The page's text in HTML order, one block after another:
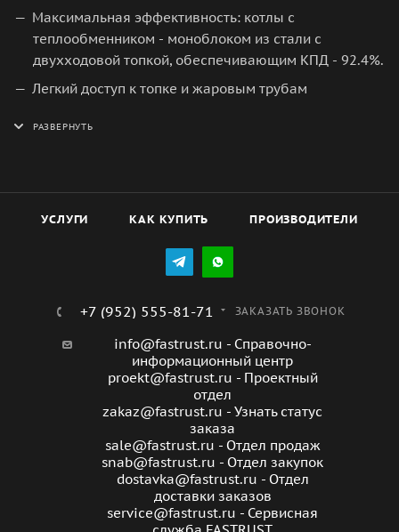
Максимальная эффективность: котлы с
теплообменником - моноблоком из стали с
двухходовой топкой, обеспечивающим КПД - 92.4%.
Легкий доступ к топке и жаровым трубам
керамической изоляцией на реверсивных
Diematic-m 3 для установки сбоку.
Оптимальный теплообмен: жаровые трубы второго
хода оснащены ускорителями конвекции,
риска конденсации даже при минимальной
температуре.
Безупречное европейское качество: De Dietrich -
известный производитель отопительного
оборудования, который использует только
высококачественные материалы и комплектующие.
УСЛУГИ КАК КУПИТЬ ПРОИЗВОДИТЕЛИ
+7 (952) 555-81-71 ЗАКАЗАТЬ ЗВОНОК
info@fastrust.ru - Справочно-
информационный центр
proekt@fastrust.ru - Проектный
отдел
zakaz@fastrust.ru - Узнать статус
заказа
sale@fastrust.ru - Отдел продаж
snab@fastrust.ru - Отдел закупок
dostavka@fastrust.ru - Отдел
доставки заказов
service@fastrust.ru - Сервисная